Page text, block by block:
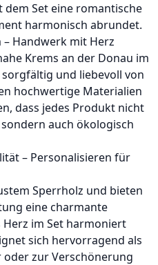
dem Set eine romantische
harmonisch abrundet.
Handwerk mit Herz
Krems an der Donau im
und liebevoll von
hochwertige Materialien
dass jedes Produkt nicht
auch ökologisch
– Personalisieren für
Sperrholz und bieten
eine charmante
im Set harmoniert
sich hervorragend als
zur Verschönerung